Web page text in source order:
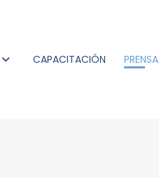
CAPACITACIÓN PRENSA